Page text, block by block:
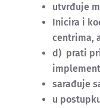
utvrđuje
Inicira i
centrima,
d) prati
sarađuje
u